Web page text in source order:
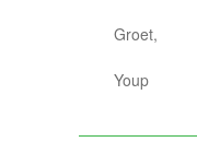
Groet,
Youp